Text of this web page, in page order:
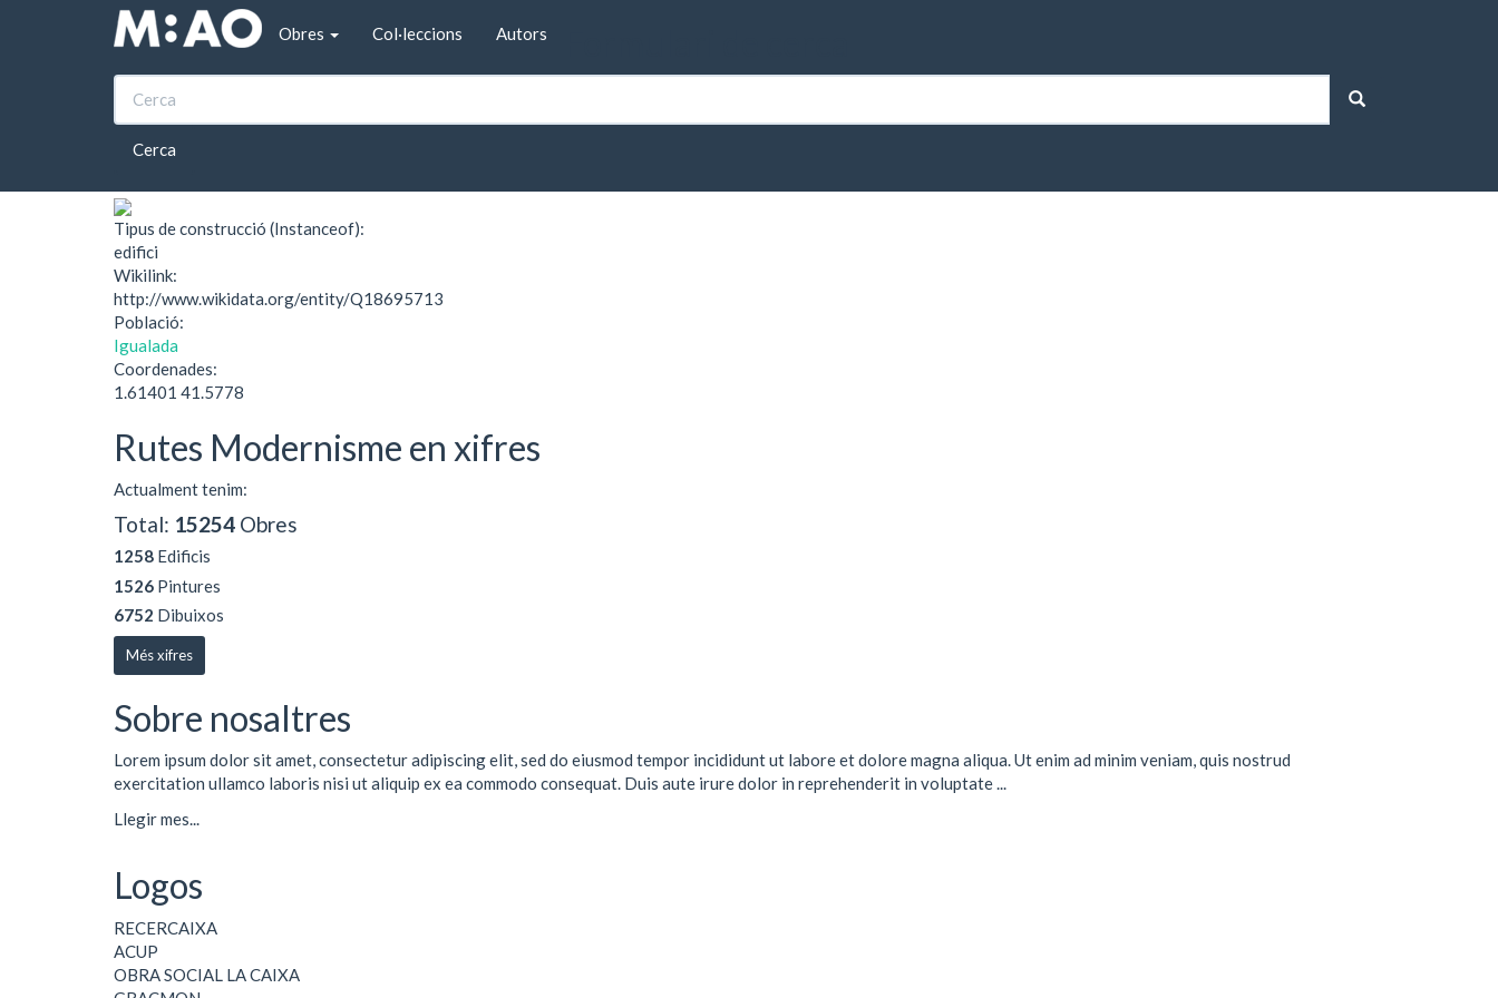
Vés al contingut
Obres
Col·leccions Autors
Cerca
Inici Adoberia Sabater
Adoberia Sabater
Tipus de construcció (Instanceof):
edifici
Wikilink:
http://www.wikidata.org/entity/Q18695713
Població:
Igualada
Coordenades:
1.61401 41.5778
Rutes Modernisme en xifres
Actualment tenim:
Total: 15254 Obres
1258 Edificis
1526 Pintures
6752 Dibuixos
Més xifres
Sobre nosaltres
Lorem ipsum dolor sit amet, consectetur adipiscing elit, sed do eiusmod tempor incididunt ut labore et dolore magna aliqua. Ut enim ad minim veniam, quis nostrud
exercitation ullamco laboris nisi ut aliquip ex ea commodo consequat. Duis aute irure dolor in reprehenderit in voluptate ...
Llegir mes...
Logos
RECERCAIXA
ACUP
OBRA SOCIAL LA CAIXA